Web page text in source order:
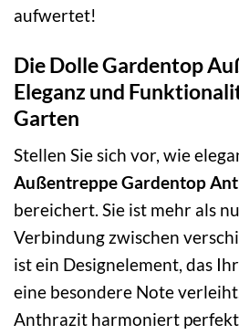
aufwertet!
Die Dolle Gardentop
Eleganz und
Garten
Stellen Sie sich vor, wie
Außentreppe Gardentop
bereichert. Sie ist mehr als
Verbindung zwischen
ist ein Designelement, das
eine besondere Note
Anthrazit harmoniert